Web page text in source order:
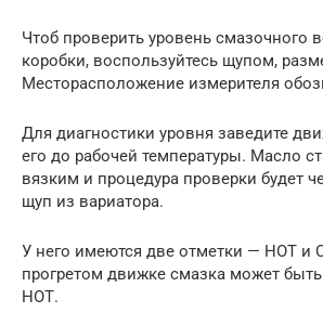
Чтоб проверить уровень смазочного
коробки, воспользуйтесь щупом,
Месторасположение измерителя
Для диагностики уровня заведите
его до рабочей температуры. Масло
вязким и процедура проверки будет
щуп из вариатора.
У него имеются две отметки — HOT и
прогретом движке смазка может
НОТ.